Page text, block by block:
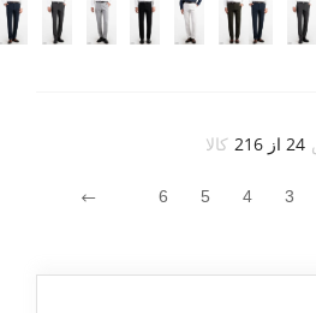
24 از 216 کالا
3
4
5
6